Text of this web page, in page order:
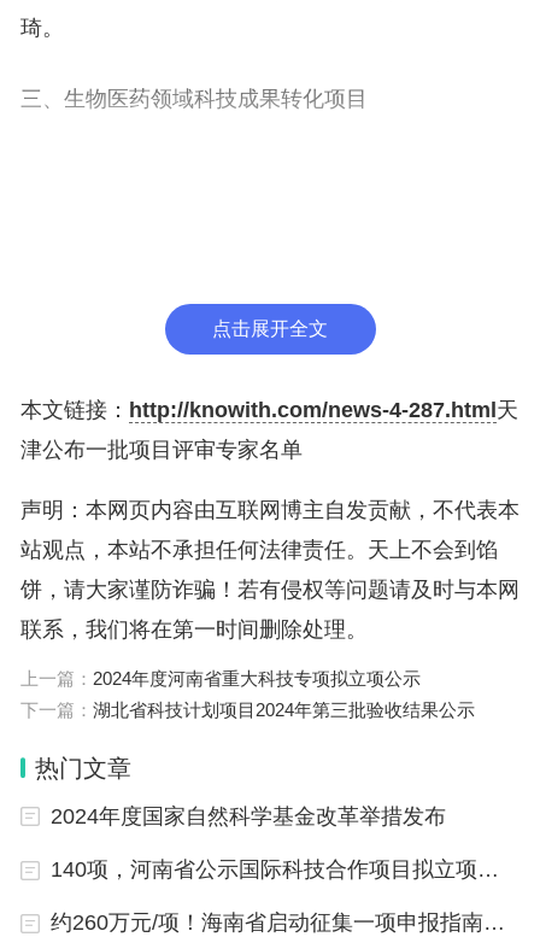
琦。
三、生物医药领域科技成果转化项目
点击展开全文
本文链接： http://knowith.com/news-4-287.html 天
津公布一批项目评审专家名单
声明：本网页内容由互联网博主自发贡献，不代表本
站观点，本站不承担任何法律责任。天上不会到馅
饼，请大家谨防诈骗！若有侵权等问题请及时与本网
联系，我们将在第一时间删除处理。
上一篇： 2024年度河南省重大科技专项拟立项公示
下一篇： 湖北省科技计划项目2024年第三批验收结果公示
热门文章
2024年度国家自然科学基金改革举措发布
140项，河南省公示国际科技合作项目拟立项项目
约260万元/项！海南省启动征集一项申报指南建议